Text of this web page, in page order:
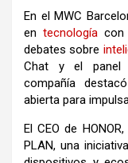
En el MWC
entecnología con
debates sobre
Chat y el panel
compañía
abierta para
El CEO de
PLAN, una